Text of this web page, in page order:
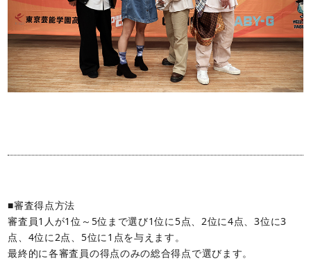
■審査得点方法
審査員1人が1位～5位まで選び1位に5点、2位に4点、3位に3
点、4位に2点、5位に1点を与えます。
最終的に各審査員の得点のみの総合得点で選びます。